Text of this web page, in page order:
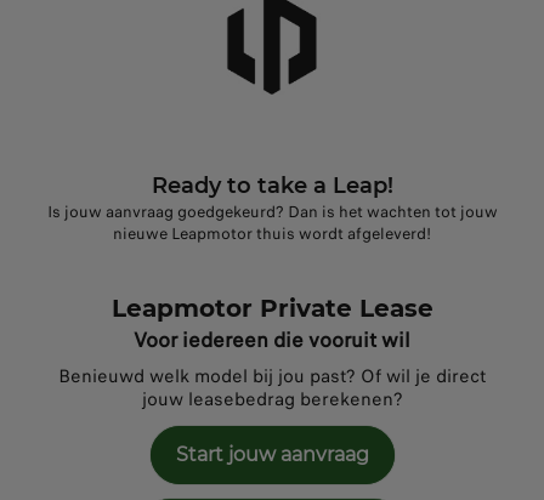
Ready to take a Leap!
Is jouw aanvraag goedgekeurd? Dan is het wachten tot jouw
nieuwe Leapmotor thuis wordt afgeleverd!
Leapmotor Private Lease
Voor iedereen die vooruit wil
Benieuwd welk model bij jou past? Of wil je direct
jouw leasebedrag berekenen?
Start jouw aanvraag